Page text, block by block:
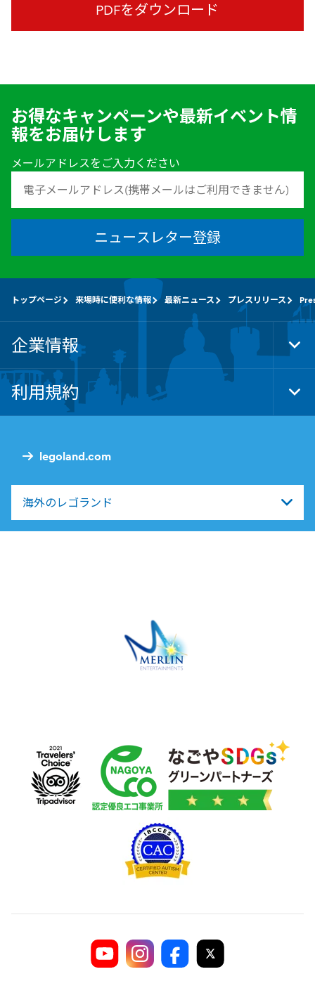
PDFをダウンロード
お得なキャンペーンや最新イベント情
報をお届けします
メールアドレスをご入力ください
ニュースレター登録
legoland.com
海外のレゴランド
トップページ 来場時に便利な情報 最新ニュース プレスリリース
企業情報
利用規約